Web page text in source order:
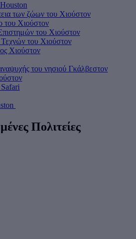
των ζώων του Χιούστον
του Χιούστον
του Χιούστον
του Χιούστον
Χιούστον
του νησιού Γκάλβεστον
Πολιτείες